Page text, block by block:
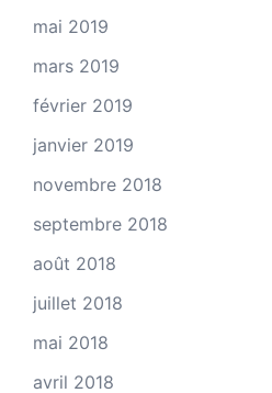
mai 2019
mars 2019
février 2019
janvier 2019
novembre 2018
septembre 2018
août 2018
juillet 2018
mai 2018
avril 2018